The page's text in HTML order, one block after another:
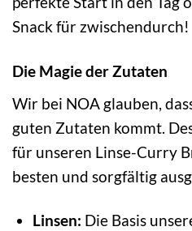
Snack für zwischendurch!
Die Magie der Zutaten
Wir bei NOA glauben,
guten Zutaten kommt.
für unseren Linse-Curry
besten und sorgfältig
Linsen: Die Basis